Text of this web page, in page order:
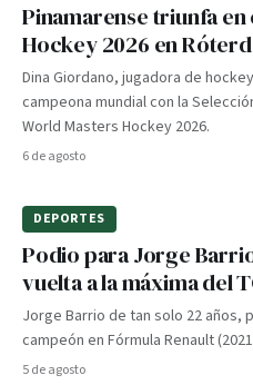
Pinamarense triunfa en
Hockey 2026 en
Dina Giordano, jugadora de
campeona mundial con la
World Masters Hockey 2026.
6 de agosto
DEPORTES
Podio para Jorge
vuelta a la máxima del
Jorge Barrio de tan solo 22 años,
campeón en Fórmula Renault
5 de agosto